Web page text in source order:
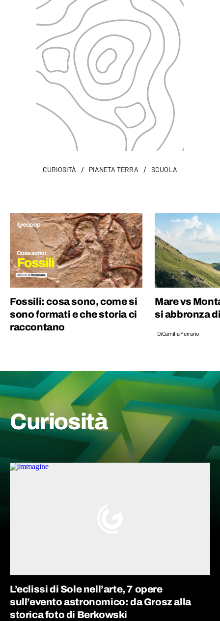
CURIOSITÀ / PIANETA TERRA / SCUOLA
Fossili: cosa sono, come si
sono formati e che storia ci
raccontano
Mare vs
si abbronza
DiCamilla Ferrario
Curiosità
L’eclissi di Sole nell’arte, 7 opere
sull’evento astronomico: da Grosz alla
storica foto di Berkowski